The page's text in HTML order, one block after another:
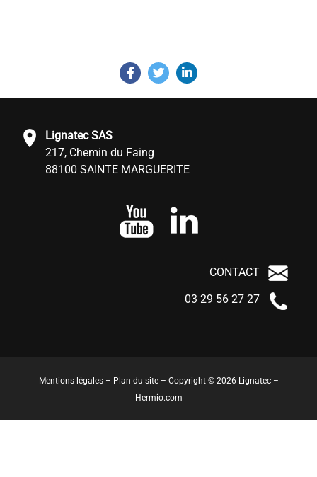
Lignatec SAS
217, Chemin du Faing
88100 SAINTE MARGUERITE
CONTACT
03 29 56 27 27
Mentions légales– Plan du site– Copyright © 2026 Lignatec –
Hermio.com